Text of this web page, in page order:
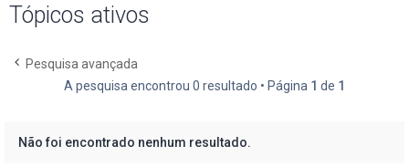
Tópicos ativos
Pesquisa avançada
A pesquisa encontrou 0 resultado • Página 1 de 1
Não foi encontrado nenhum resultado.